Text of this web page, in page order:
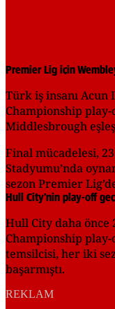
Premier Lig için
Türk iş insanı Acun
Championship
Middlesbrough
Final mücadelesi,
Stadyumu’nda
sezon Premier
Hull City’nin play-off
Hull City daha önce
Championship
temsilcisi, her iki
başarmıştı.
REKLAM